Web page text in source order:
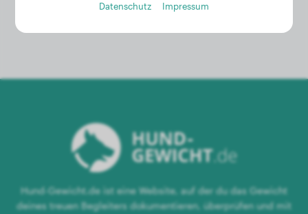
Hund-Gewicht.de ist eine Website, auf der du das Gewicht
deines treuen Begleiters dokumentieren, überprüfen und mit
Datenschutz Impressum